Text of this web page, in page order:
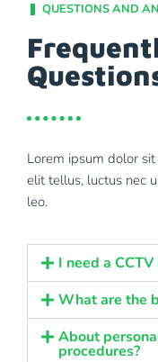
QUESTIONS AND
Lorem ipsum dolor
elit tellus, luctus nec
leo.
I need a
What are the
About
procedures?